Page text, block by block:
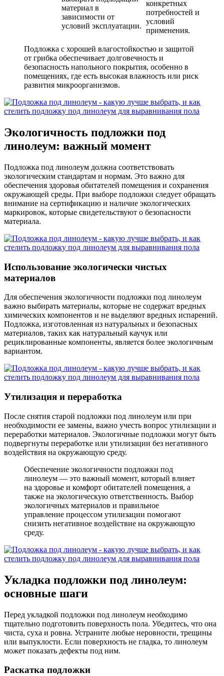
материал в
зависимости от
условий эксплуатации.
конкретных
потребностей и
условий
применения.
Подложка с хорошей влагостойкостью и защитой
от грибка обеспечивает долговечность и
безопасность напольного покрытия, особенно в
помещениях, где есть высокая влажность или риск
развития микроорганизмов.
Экологичность подложки под
линолеум: важный момент
Подложка под линолеум должна соответствовать
экологическим стандартам и нормам. Это важно для
обеспечения здоровья обитателей помещения и сохранения
окружающей среды. При выборе подложки следует обращать
внимание на сертификацию и наличие экологических
маркировок, которые свидетельствуют о безопасности
материала.
Использование экологически чистых
материалов
Для обеспечения экологичности подложки под линолеум
важно выбирать материалы, которые не содержат вредных
химических компонентов и не выделяют вредных испарений.
Подложка, изготовленная из натуральных и безопасных
материалов, таких как натуральный каучук или
рециклированные компоненты, является более экологичным
вариантом.
Утилизация и переработка
После снятия старой подложки под линолеум или при
необходимости ее замены, важно учесть вопрос утилизации и
переработки материалов. Экологичные подложки могут быть
подвергнуты переработке или утилизации без негативного
воздействия на окружающую среду.
Обеспечение экологичности подложки под
линолеум — это важный момент, который влияет
на здоровье и комфорт обитателей помещения, а
также на экологическую ответственность. Выбор
экологичных материалов и правильное
управление процессом утилизации помогают
снизить негативное воздействие на окружающую
среду.
Укладка подложки под линолеум:
основные шаги
Перед укладкой подложки под линолеум необходимо
тщательно подготовить поверхность пола. Убедитесь, что она
чиста, суха и ровна. Устраните любые неровности, трещины
или выпуклости. Если поверхность не гладка, то линолеум
может показать дефекты под ним.
Раскатка подложки